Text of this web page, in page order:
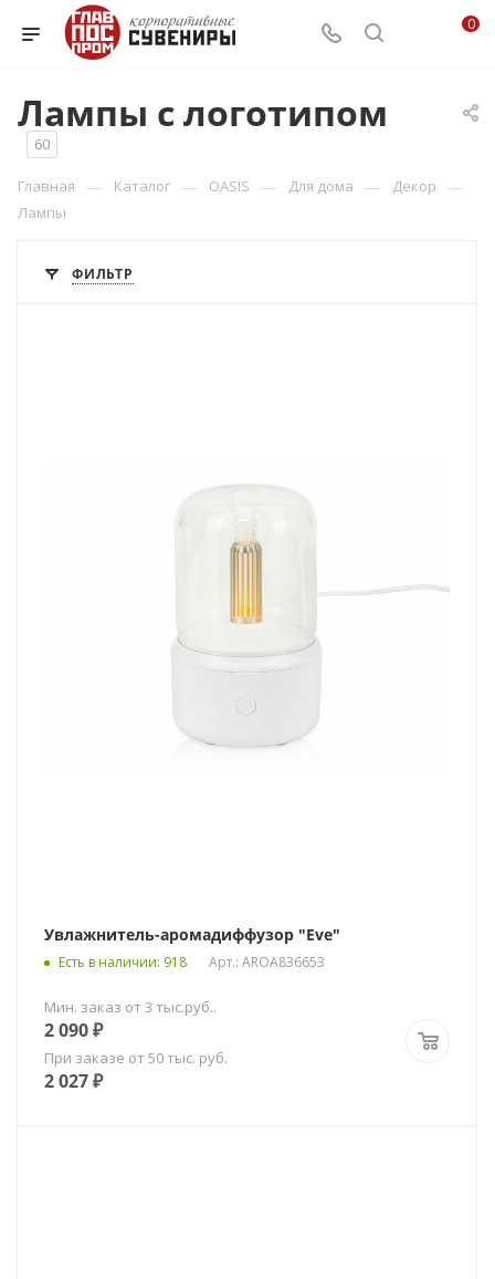
0
Лампы с логотипом
60
Главная — Каталог — OASIS — Для дома — Декор —
Лампы
ФИЛЬТР
Увлажнитель-аромадиффузор "Eve"
Есть в наличии: 918 Арт.: AROA836653
Мин. заказ от 3 тыс.руб..
2 090₽
При заказе от 50 тыс. руб.
2 027₽